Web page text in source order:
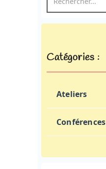
Catégories :
Ateliers
Conférences